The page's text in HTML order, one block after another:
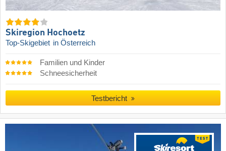
Skiregion Hochoetz
Top-Skigebiet in Österreich
Familien und Kinder
Schneesicherheit
Testbericht